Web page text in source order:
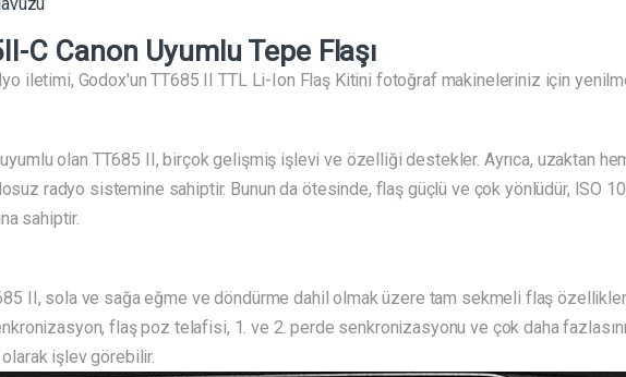
C Canon Uyumlu Tepe Flaşı
iletimi, Godox'un TT685 II TTL Li-Ion Flaş Kitini fotoğraf makineleriniz için
olan TT685 II, birçok gelişmiş işlevi ve özelliği destekler. Ayrıca, uzaktan
radyo sistemine sahiptir. Bunun da ötesinde, flaş güçlü ve çok yönlüdür, ISO
sahiptir.
II, sola ve sağa eğme ve döndürme dahil olmak üzere tam sekmeli flaş
flaş poz telafisi, 1. ve 2. perde senkronizasyonu ve çok daha
olarak işlev görebilir.